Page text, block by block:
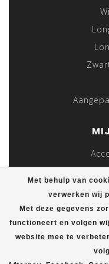
je zowel kwaliteit als
T-shirt Plein daarom
stapelvoordeel.
nieuwe mouwloze
bestelwaarde van
mouwloos shirt met
shirtplein zijn tijdloos
worden ze diezelfde
Met behulp van
verwerken wij
Met deze gegevens
functioneert en volgen
website mee te